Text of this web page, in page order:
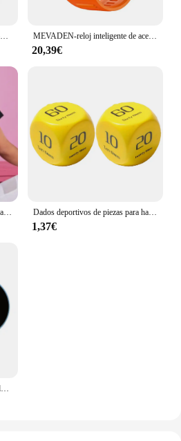
Soporte de flexiones tipo H, equipo de Fitness, entrenamiento muscular del pecho, flexiones de espuma para el hogar MEVADEN-reloj inteligente de acero 1,39 para hombre, accesorio de pulsera resistente al agua IP67 con llamadas, Bluetooth, seguimiento de actividad deportiva, compatible con Android e IOS, MD52
20,39€
Camiseta de Yoga sin costuras para mujer, Top corto de Fitness para mujer, camisetas de entrenamiento de gimnasia, camisetas atléticas de manga corta para Yoga, ropa deportiva Dados deportivos de piezas para hacer ejercicio, tabla de 6 caras para hacer ejercicio, flexiones, sentadillas, saltar, Lunge, equipo dinámico para Fitness en grupo, 2 unidades
1,37€
Discos deslizantes de Yoga de Color sólido, almohadillas deslizantes para pies, equipo de entrenamiento para entrenamiento Abdominal, moldeador corporal, 2 piezas